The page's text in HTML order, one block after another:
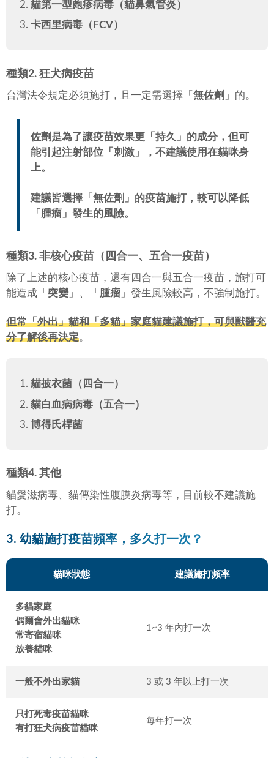
貓第一型皰疹病毒（貓鼻氣管炎）
卡西里病毒（FCV）
種類2. 狂犬病疫苗
台灣法令規定必須施打，且一定需選擇「 無佐劑 」的。
佐劑是為了讓疫苗效果更「 持久 」的成分，但可
能引起注射部位「 刺激」，不建議使用在貓咪身
上。
建議皆選擇「 無佐劑 」的疫苗施打，較可以降低
「 腫瘤」發生的風險。
種類3. 非核心疫苗（四合一、五合一疫苗）
除了上述的核心疫苗，還有四合一與五合一疫苗，施打可
能造成「 突變」、「 腫瘤 」發生風險較高，不強制施打。
但常「外出」貓和「多貓」家庭貓建議施打，可與獸醫充
分了解後再決定。
貓披衣菌（四合一）
貓白血病病毒（五合一）
博得氏桿菌
種類4. 其他
貓愛滋病毒、貓傳染性腹膜炎病毒等，目前較不建議施
打。
3. 幼貓施打疫苗頻率，多久打一次？
貓咪狀態 建議施打頻率
多貓家庭
偶爾會外出貓咪
常寄宿貓咪
放養貓咪
1~3 年內打一次
一般不外出家貓 3 或 3 年以上打一次
只打死毒疫苗貓咪
有打狂犬病疫苗貓咪
每年打一次